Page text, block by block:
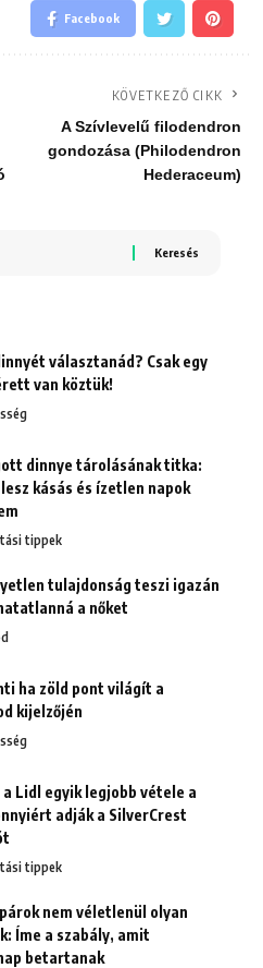
Facebook
KÖVETKEZŐ CIKK
A Szívlevelű filodendron
gondozása (Philodendron
Hederaceum)
választanád? Csak egy
van köztük!
dinnye tárolásának titka:
kásás és ízetlen napok
tippek
tulajdonság teszi igazán
a nőket
ha zöld pont világít a
kijelzőjén
a Lidl egyik legjobb vétele a
adják a SilverCrest
tippek
nem véletlenül olyan
Íme a szabály, amit
betartanak